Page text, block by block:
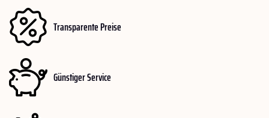
Transparente Preise
Günstiger Service